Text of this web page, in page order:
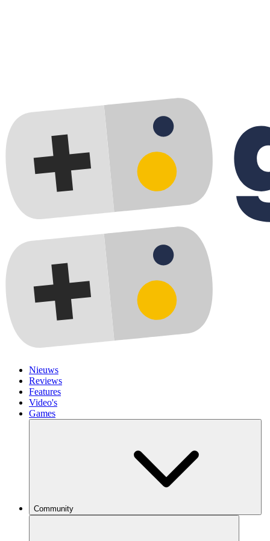
Nieuws
Reviews
Features
Video's
Games
Community